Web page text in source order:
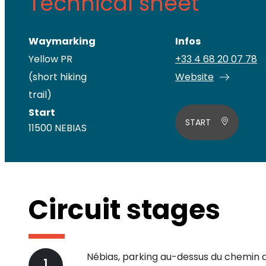
Waymarking
Yellow PR
(short hiking
trail)
Infos
+33 4 68 20 07 78
Website
Start
11500 NEBIAS
START
Circuit stages
Nébias, parking au-dessus du chemin